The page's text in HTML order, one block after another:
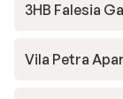
3HB Falesia
Vila Petra